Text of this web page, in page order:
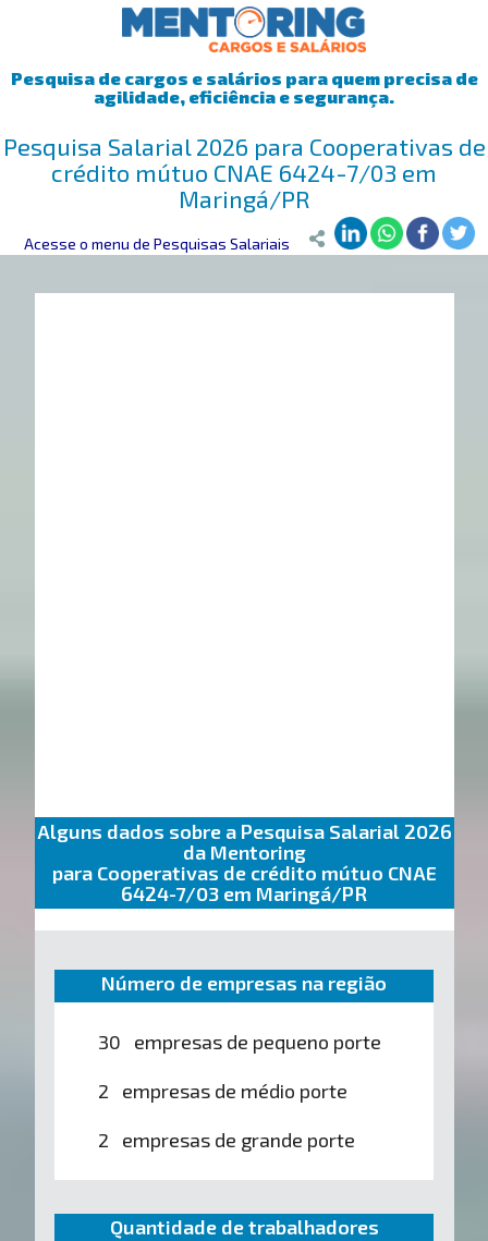
Pesquisa de cargos e salários para quem precisa de
agilidade, eficiência e segurança.
Pesquisa Salarial 2026 para Cooperativas de
crédito mútuo CNAE 6424-7/03 em
Maringá/PR
Mentoring>Pesquisa Salarial>Maringá/PR >Cooperativas de
Acesse o menu de Pesquisas Salariais
Alguns dados sobre a Pesquisa Salarial 2026
da Mentoring
para Cooperativas de crédito mútuo CNAE
6424-7/03 em Maringá/PR
Número de empresas na região
30 empresas de pequeno porte
2 empresas de médio porte
2 empresas de grande porte
Quantidade de trabalhadores